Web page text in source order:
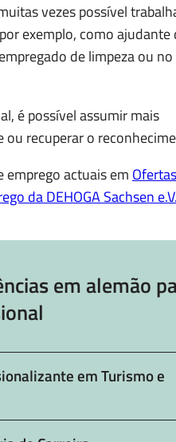
vezes possível
exemplo, como ajudante
de limpeza ou no
é possível assumir mais
ou recuperar o
actuais em
da DEHOGA Sachsen
em alemão
em Turismo e